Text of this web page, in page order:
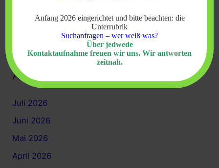
Einladung zum 64. Bundestreffen 28. Juni 2026
Neues aus Hohenelbe 25. Juni 2026
Archiv
Juli 2026
Juni 2026
Mai 2026
April 2026
Anfang 2026 eingerichtet und bitte beachten: die
Unterrubrik
Suchanfragen – wer weiß was?
Über jedwede
Kontaktaufnahme freuen wir uns. Wir antworten
zeitnah.